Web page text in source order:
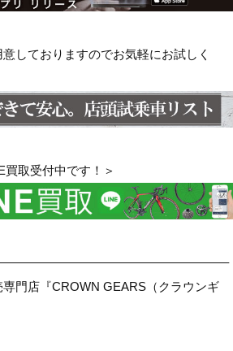
しておりますのでお気軽にお試しく
買取受付中です！＞
門店『CROWN GEARS（クラウンギ